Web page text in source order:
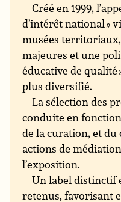
Créé en 1999,
d’intérêt national »
musées territoriaux,
majeures et une
éducative de
plus diversifié.
La sélection des
conduite en
de la curation, et
actions de
l’exposition.
Un label distinctif
retenus, favorisant